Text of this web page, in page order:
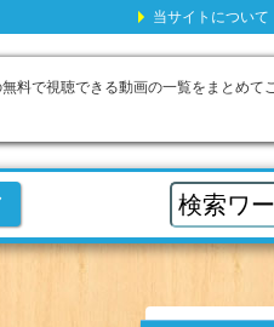
料で視聴できる動画の一覧をまとめ
当サイトについて